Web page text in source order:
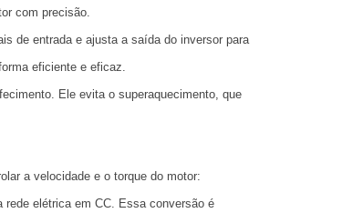
com precisão.
de entrada e ajusta a saída do inversor para
eficiente e eficaz.
Ele evita o superaquecimento, que
a velocidade e o torque do motor:
elétrica em CC. Essa conversão é